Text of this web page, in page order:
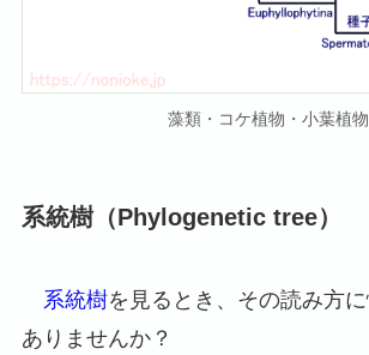
藻類・コケ植物・小葉植物
系統樹（Phylogenetic tree）
系統樹を見るとき、その読み方
ありませんか？